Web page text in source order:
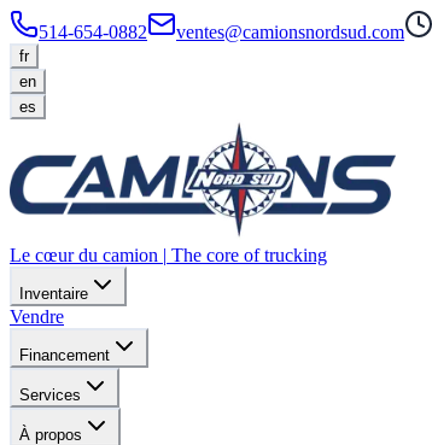
514-654-0882 ventes@camionsnordsud.com
fr
en
es
Le cœur du camion | The core of trucking
Inventaire
Vendre
Financement
Services
À propos